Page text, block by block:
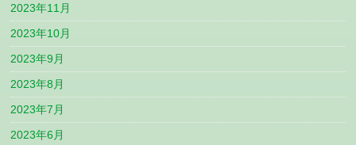
2023年11月
2023年10月
2023年9月
2023年8月
2023年7月
2023年6月